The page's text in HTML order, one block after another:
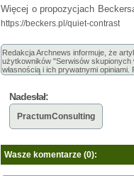
Więcej o propozycjach
https://beckers.pl/quiet-contrast
Redakcja Archnews informuje, że
użytkowników "Serwisów skupionych
własnością i ich prywatnymi
Nadesłał:
PractumConsulting
Wasze komentarze (0):